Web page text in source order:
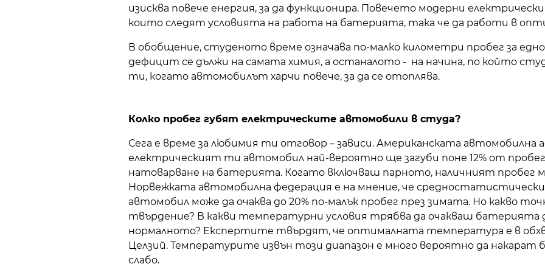
изисква повече енергия, за да функционира. Повечето модерни
които следят условията на работа на батерията, така че да работи в
В обобщение, студеното време означава по-малко километри пробег за
дефицит се дължи на самата химия, а останалото - на начина, по който
ти, когато автомобилът харчи повече, за да се отоплява.
Колко пробег губят електрическите автомобили в студа?
Сега е време за любимия ти отговор – зависи. Американската автомобилна
електрическият ти автомобил най-вероятно ще загуби поне 12% от
натоварване на батерията. Когато включваш парното, наличният пробег
Норвежката автомобилна федерация е на мнение, че
автомобил може да очаква до 20% по-малък пробег през зимата. Но какво
твърдение? В какви температурни условия трябва да очакваш батерията
нормалното? Експертите твърдят, че оптималната температура е в
Целзий. Температурите извън този диапазон е много вероятно да накарат
слабо.